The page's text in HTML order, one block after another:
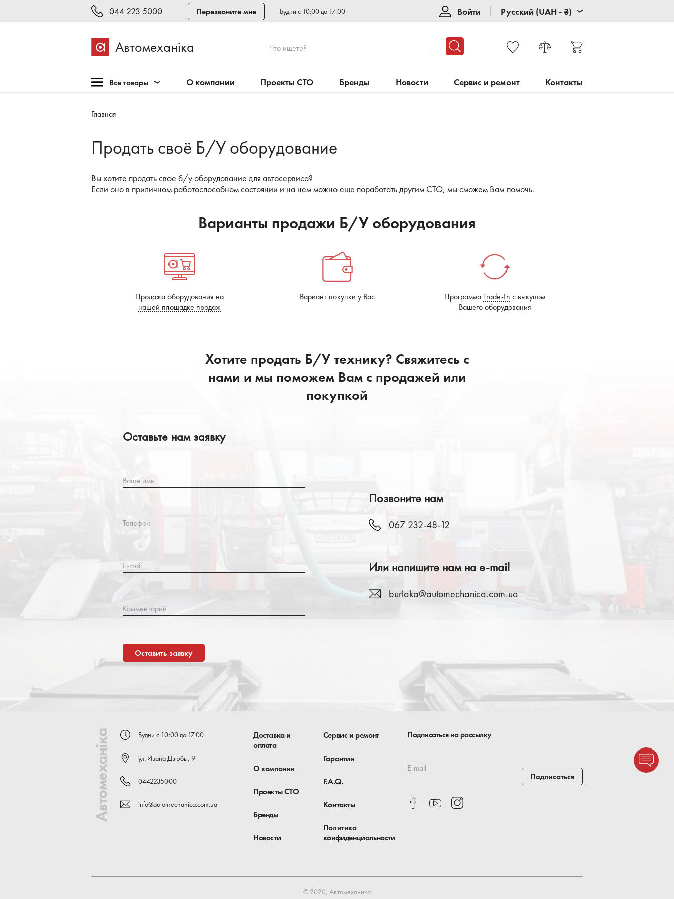
044 223 5000 Перезвоните мне Будни с 10:00 до 17:00 Войти Русский (UAH - ₴)
Автомеханіка Что ищете?
Все товары
Оборудование для СТО
шиномонтажа
Техосмотр и тестирование
О компании Проекты СТО Бренды Новости Сервис и ремонт Контакты
Главная
Продать своё Б/У оборудование
Вы хотите продать свое б/у оборудование для автосервиса?
Если оно в приличном работоспособном состоянии и на нем можно еще поработать другим СТО, мы сможем Вам помочь.
Варианты продажи Б/У оборудования
Продажа оборудования на
нашей площадке продаж
Вариант покупки у Вас ПрограммаTrade-In с выкупом
Вашего оборудования
Хотите продать Б/У технику? Свяжитесь с
нами и мы поможем Вам с продажей или
покупкой
Оставьте нам заявку
Ваше имя
Телефон
E-mail
Комментарий
Оставить заявку
Позвоните нам
067 232-48-12
Или напишите нам на e-mail
burlaka@automechanica.com.ua
Автомеханіка Будни с 10:00 до 17:00
ул. Ивана Дзюбы, 9
0442235000
info@automechanica.com.ua
Доставка и
оплата
О компании
Проекты СТО
Бренды
Новости
Сервис и ремонт
Гарантии
F.A.Q.
Контакты
Политика
конфиденциальности
Подписаться на рассылку
E-mail
Подписаться
© 2020, Автомеханика